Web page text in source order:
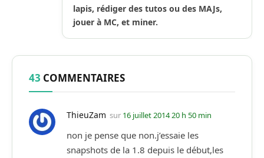
lapis, rédiger des tutos ou des MAJs,
jouer à MC, et miner.
43 COMMENTAIRES
ThieuZam sur 16 juillet 2014 20 h 50 min
non je pense que non.j’essaie les
snapshots de la 1.8 depuis le début,les